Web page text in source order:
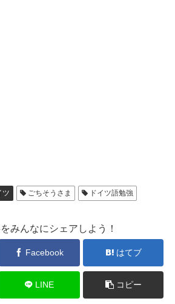
ツ ごちそうさま ドイツ語勉強
みんなにシェアしよう！
Facebook はてブ
LINE コピー